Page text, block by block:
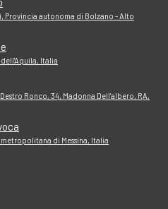
Provincia autonoma di Bolzano - Alto
Italia
Ronco, 34, Madonna Dell'albero, RA,
di Messina, Italia